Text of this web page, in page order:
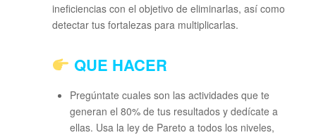
ineficiencias con el objetivo de eliminarlas, así como
detectar tus fortalezas para multiplicarlas.
QUE HACER
Pregúntate cuales son las actividades que te
generan el 80% de tus resultados y dedícate a
ellas. Usa la ley de Pareto a todos los niveles,